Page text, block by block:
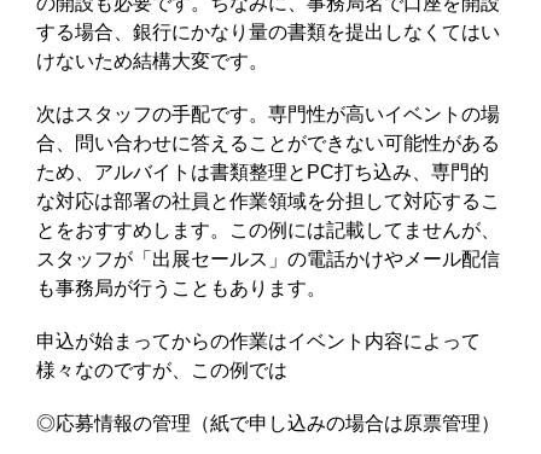
する場合、銀行にかなり量の書類を提出しなくてはい
けないため結構大変です。
次はスタッフの手配です。専門性が高いイベントの場
合、問い合わせに答えることができない可能性がある
ため、アルバイトは書類整理とPC打ち込み、専門的
な対応は部署の社員と作業領域を分担して対応するこ
とをおすすめします。この例には記載してませんが、
スタッフが「出展セールス」の電話かけやメール配信
も事務局が行うこともあります。
申込が始まってからの作業はイベント内容によって
様々なのですが、この例では
◎応募情報の管理（紙で申し込みの場合は原票管理）